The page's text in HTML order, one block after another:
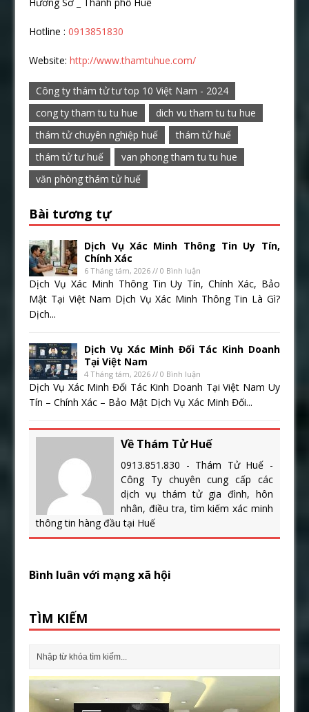
Hotline :0913851830
Website:http://www.thamtuhue.com/
Công ty thám tử tư top 10 Việt Nam - 2024
cong ty tham tu tu hue
dich vu tham tu tu hue
thám tử chuyên nghiệp huế
thám tử huế
thám tử tư huế
van phong tham tu tu hue
văn phòng thám tử huế
Bài tương tự
Dịch Vụ Xác Minh Thông Tin Uy Tín,
Chính Xác
6 Tháng tám, 2026 // 0 Bình luận
Dịch Vụ Xác Minh Thông Tin Uy Tín, Chính Xác, Bảo
Mật Tại Việt Nam Dịch Vụ Xác Minh Thông Tin Là Gì?
Dịch...
Dịch Vụ Xác Minh Đối Tác Kinh Doanh
Tại Việt Nam
4 Tháng tám, 2026 // 0 Bình luận
Dịch Vụ Xác Minh Đối Tác Kinh Doanh Tại Việt Nam Uy
Tín – Chính Xác – Bảo Mật Dịch Vụ Xác Minh Đối...
Về Thám Tử Huế
0913.851.830 - Thám Tử Huế -
Công Ty chuyên cung cấp các
dịch vụ thám tử gia đình, hôn
nhân, điều tra, tìm kiếm xác minh
thông tin hàng đầu tại Huế
Bình luân với mạng xã hội
TÌM KIẾM